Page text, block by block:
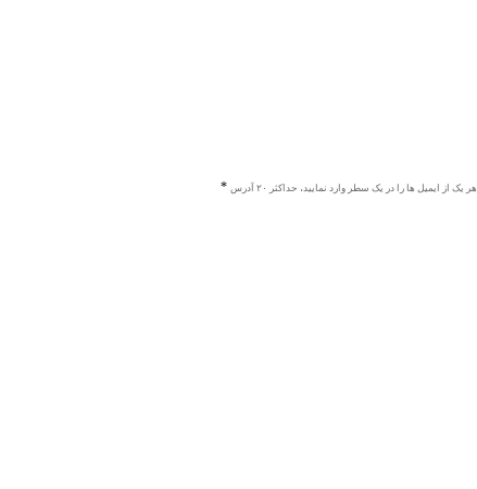
هر یک از ایمیل ها را در یک سطر وارد نمایید، حداکثر ۲۰ آدرس